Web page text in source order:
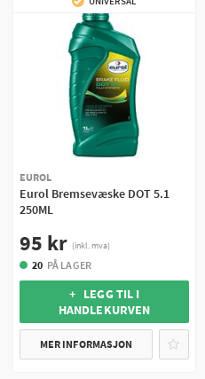
EUROL
Eurol Bremsevæske DOT 5.1
250ML
95 kr (inkl. mva)
20 PÅ LAGER
+ LEGG TIL I
HANDLEKURVEN
MER INFORMASJON